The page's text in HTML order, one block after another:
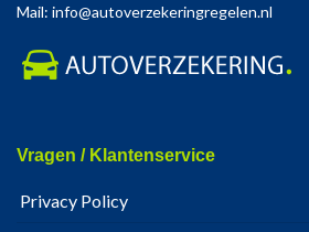
Mail: info@autoverzekeringregelen.nl
Vragen / Klantenservice
Privacy Policy